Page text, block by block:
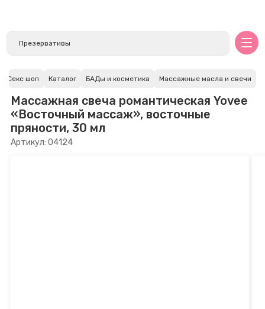
Секс шоп Каталог БАДы и косметика Массажные масла и свечи
Массажная свеча романтическая Yovee
«Восточный массаж», восточные
пряности, 30 мл
Артикул: 04124